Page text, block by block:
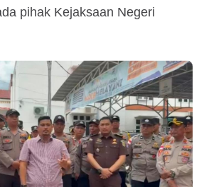
pihak Kejaksaan Negeri